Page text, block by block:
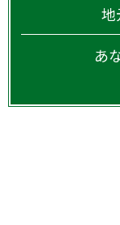
地
あ